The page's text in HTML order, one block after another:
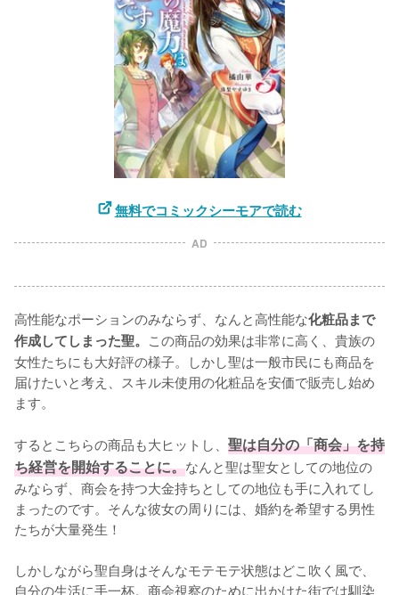
無料でコミックシーモアで読む
AD
高性能なポーションのみならず、なんと高性能な化粧品まで
作成してしまった聖。 この商品の効果は非常に高く、貴族の
女性たちにも大好評の様子。しかし聖は一般市民にも商品を
届けたいと考え、スキル未使用の化粧品を安価で販売し始め
ます。
するとこちらの商品も大ヒットし、 聖は自分の「商会」を持
ち経営を開始することに。なんと聖は聖女としての地位の
みならず、商会を持つ大金持ちとしての地位も手に入れてし
まったのです。そんな彼女の周りには、婚約を希望する男性
たちが大量発生！
しかしながら聖自身はそんなモテモテ状態はどこ吹く風で、
自分の生活に手一杯。商会視察のために出かけた街では馴染